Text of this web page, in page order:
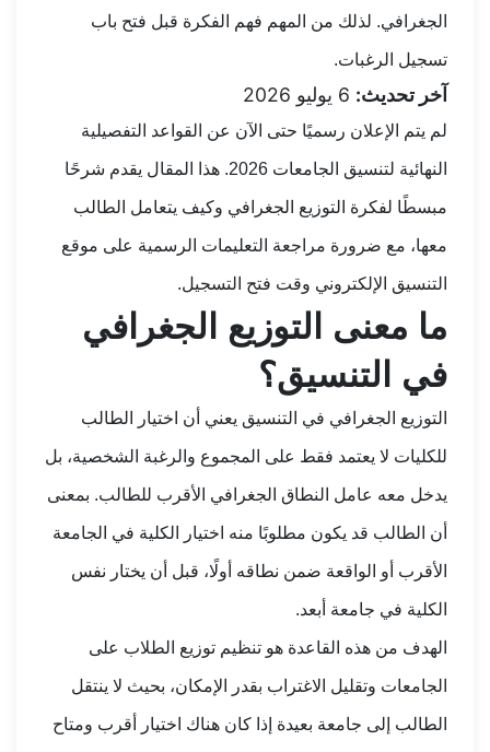
الجغرافي. لذلك من المهم فهم الفكرة قبل فتح باب
تسجيل الرغبات.
آخر تحديث:
لم يتم الإعلان رسميًا حتى الآن عن القواعد التفصيلية
النهائية لتنسيق الجامعات 2026. هذا المقال يقدم شرحًا
مبسطًا لفكرة التوزيع الجغرافي وكيف يتعامل الطالب
معها، مع ضرورة مراجعة التعليمات الرسمية على موقع
التنسيق الإلكتروني وقت فتح التسجيل.
ما معنى التوزيع الجغرافي
في التنسيق؟
التوزيع الجغرافي في التنسيق يعني أن اختيار الطالب
للكليات لا يعتمد فقط على المجموع والرغبة الشخصية، بل
يدخل معه عامل النطاق الجغرافي الأقرب للطالب. بمعنى
أن الطالب قد يكون مطلوبًا منه اختيار الكلية في الجامعة
الأقرب أو الواقعة ضمن نطاقه أولًا، قبل أن يختار نفس
الكلية في جامعة أبعد.
الهدف من هذه القاعدة هو تنظيم توزيع الطلاب على
الجامعات وتقليل الاغتراب بقدر الإمكان، بحيث لا ينتقل
الطالب إلى جامعة بعيدة إذا كان هناك اختيار أقرب ومتاح